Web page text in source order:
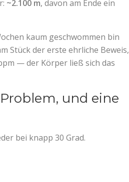
~2.100 m, davon am Ende ein
kaum geschwommen bin
Stück der erste ehrliche Beweis,
— der Körper ließ sich das
und eine
bei knapp 30 Grad.